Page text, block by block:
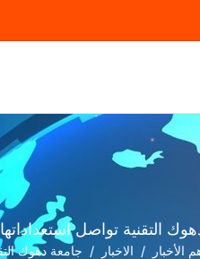
التقنية تواصل
الأخبار الاخبار جامعة دهوك